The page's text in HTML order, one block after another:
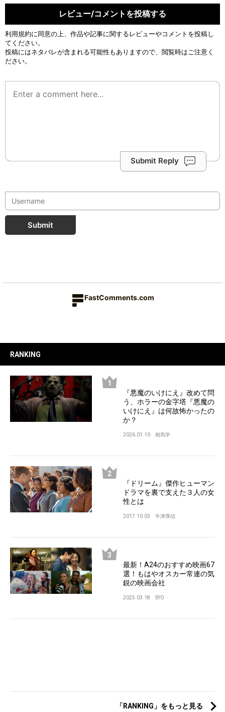
レビュー/コメントを投稿する
利用規約に同意の上、作品や記事に関するレビューやコメントを投稿し
てください。
投稿にはネタバレが含まれる可能性もありますので、閲覧時はご注意く
ださい。
Submit Reply
Submit
FastComments.com
RANKING
『悪魔のいけにえ』改めて問
う、ホラーの金字塔『悪魔の
いけにえ』は何故怖かったの
か？
2026.01.10 相馬学
『ドリーム』傑作ヒューマン
ドラマを裏で支えた３人の女
性とは
2017.10.03 牛津厚信
最新！A24のおすすめ映画67
選！もはやオスカー常連の気
鋭の映画会社
2025.03.18 SYO
「RANKING」をもっと見る